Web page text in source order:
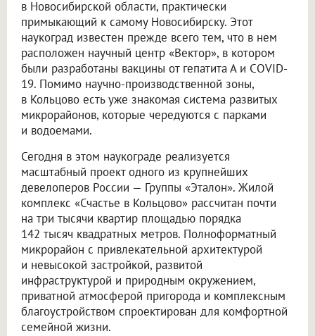
в Новосибирской области, практически
примыкающий к самому Новосибирску. Этот
наукоград известен прежде всего тем, что в нем
расположен научный центр «Вектор», в котором
были разработаны вакцины от гепатита А и COVID-
19. Помимо научно-производственной зоны,
в Кольцово есть уже знакомая система развитых
микрорайонов, которые чередуются с парками
и водоемами.
Сегодня в этом наукограде реализуется
масштабный проект одного из крупнейших
девелоперов России — Группы «Эталон». Жилой
комплекс «Счастье в Кольцово» рассчитан почти
на три тысячи квартир площадью порядка
142 тысяч квадратных метров. Полноформатный
микрорайон с привлекательной архитектурой
и невысокой застройкой, развитой
инфраструктурой и природным окружением,
приватной атмосферой пригорода и комплексным
благоустройством спроектирован для комфортной
семейной жизни.